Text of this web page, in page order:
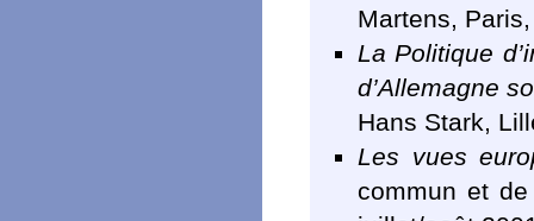
Martens,
La Politique
d’Allemagne
Hans Stark,
Les vues
commun et de